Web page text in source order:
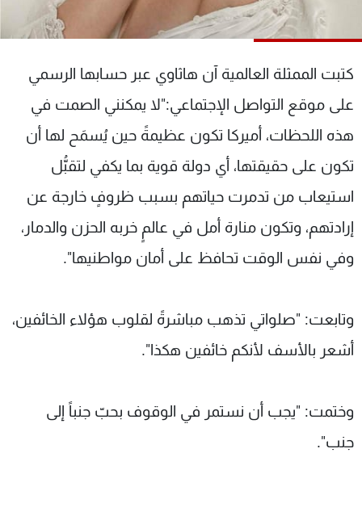
كتبت الممثلة العالمية آن هاثاوي عبر حسابها الرسمي
على موقع التواصل الإجتماعي:"لا يمكنني الصمت في
هذه اللحظات، أميركا تكون عظيمةً حين يُسمَح لها أن
تكون على حقيقتها، أي دولة قوية بما يكفي لتقبُّل
استيعاب من تدمرت حياتهم بسبب ظروفٍ خارجة عن
إرادتهم، وتكون منارة أمل في عالمٍ خربه الحزن والدمار،
وفي نفس الوقت تحافظ على أمان مواطنيها".
وتابعت: "صلواتي تذهب مباشرةً لقلوب هؤلاء الخائفين،
أشعر بالأسف لأنكم خائفين هكذا".
وختمت: "يجب أن نستمر في الوقوف بحبّ جنباً إلى
جنب".
شاهد البرامج
الترددات
الإنـتـاج
تواصل معنا
شروط الإسـتخدام
سياسة الخصوصية